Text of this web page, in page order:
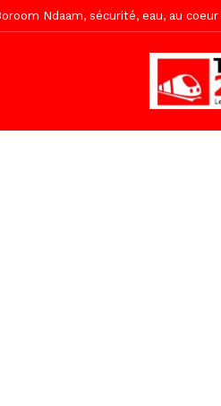
Yakhine, le Comité d’organisation
Malick Sy reçoit ses premiers
sénégalaise ne peut se
Hadji, l’appel du Khalif Général